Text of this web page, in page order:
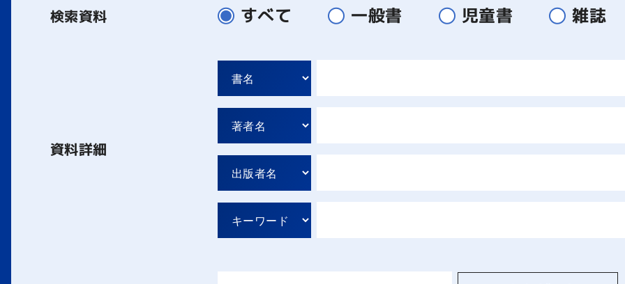
検索資料 すべて 一般書 児童書 雑誌
資料詳細